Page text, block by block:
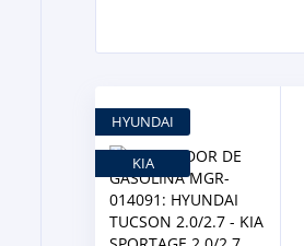
HYUNDAI
KIA